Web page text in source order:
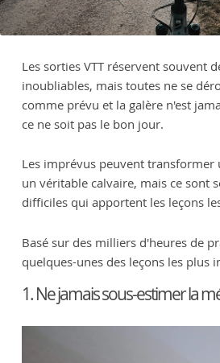
Les sorties VTT réservent souvent
inoubliables, mais toutes ne se
comme prévu et la galère n'est
ce ne soit pas le bon jour.
Les imprévus peuvent transformer
un véritable calvaire, mais ce sont
difficiles qui apportent les leçons
Basé sur des milliers d'heures de
quelques-unes des leçons les plus
1. Ne jamais sous-estimer la